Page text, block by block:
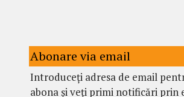
Abonare via email
Introduceți adresa de email
abona și veți primi notificări prin